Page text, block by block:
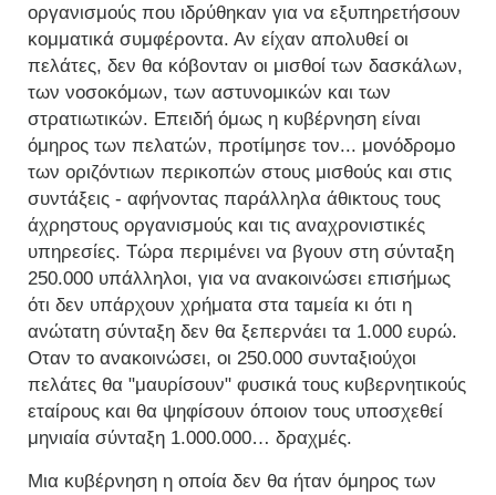
οργανισμούς που ιδρύθηκαν για να εξυπηρετήσουν
κομματικά συμφέροντα. Αν είχαν απολυθεί οι
πελάτες, δεν θα κόβονταν οι μισθοί των δασκάλων,
των νοσοκόμων, των αστυνομικών και των
στρατιωτικών. Επειδή όμως η κυβέρνηση είναι
όμηρος των πελατών, προτίμησε τον... μονόδρομο
των οριζόντιων περικοπών στους μισθούς και στις
συντάξεις - αφήνοντας παράλληλα άθικτους τους
άχρηστους οργανισμούς και τις αναχρονιστικές
υπηρεσίες. Τώρα περιμένει να βγουν στη σύνταξη
250.000 υπάλληλοι, για να ανακοινώσει επισήμως
ότι δεν υπάρχουν χρήματα στα ταμεία κι ότι η
ανώτατη σύνταξη δεν θα ξεπερνάει τα 1.000 ευρώ.
Οταν το ανακοινώσει, οι 250.000 συνταξιούχοι
πελάτες θα "μαυρίσουν" φυσικά τους κυβερνητικούς
εταίρους και θα ψηφίσουν όποιον τους υποσχεθεί
μηνιαία σύνταξη 1.000.000… δραχμές.
Μια κυβέρνηση η οποία δεν θα ήταν όμηρος των